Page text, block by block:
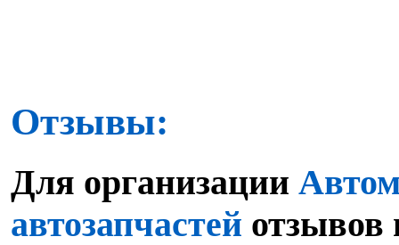
Отзывы:
Для организации
автозапчастей отзывов